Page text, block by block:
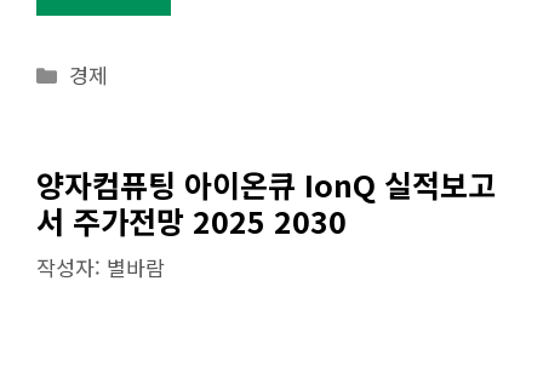
카
경제
양자컴퓨팅 아이온큐 IonQ 실적보고
서 주가전망 2025 2030
작성자: 별바람